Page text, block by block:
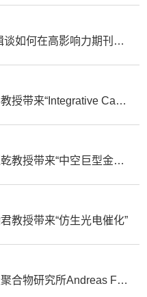
学术讲座：CRPS、Joule编辑谈如何在高影响力期刊发表论文
学术讲座：香港城市大学刘彬教授带来“Integrative Catalytic Pairs”
学术讲座：华南师范大学兰亚乾教授带来“中空巨型金属氧簇浓缩提纯核元素”
教授带来“仿生光电催化”
学术讲座：德累斯顿莱布尼茨聚合物研究所Andreas Fery教授带来“从接枝聚合物到信使材料与可持续超材料”